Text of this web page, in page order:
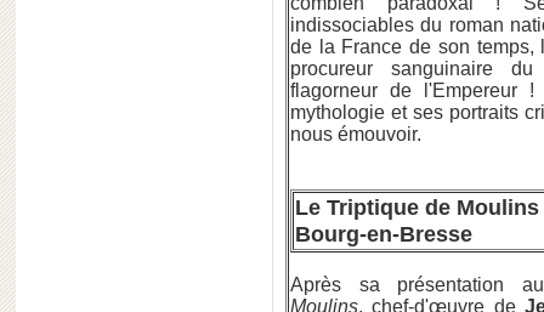
indissociables du roman
de la France de son temps,
procureur sanguinaire
flagorneur de l'Empereur
mythologie et ses portraits
nous émouvoir.
Le Triptique de
Bourg-en-Bresse
Après sa présentation
Moulins, chef-d'œuvre de